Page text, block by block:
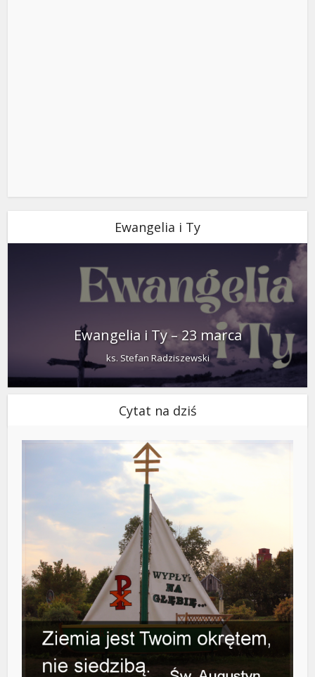
Ewangelia i Ty
Ewangelia i Ty – 23 marca
ks. Stefan Radziszewski
Cytat na dziś